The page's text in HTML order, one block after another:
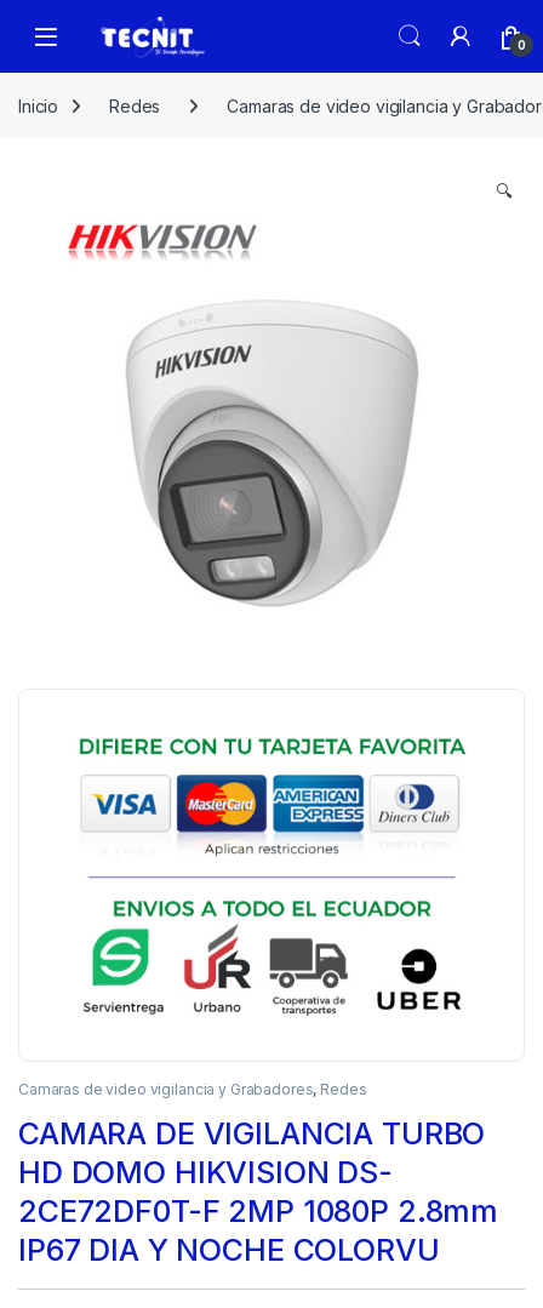
0
Inicio Redes Camaras de video vigilancia y
🔍
Camaras de video vigilancia y Grabadores, Redes
CAMARA DE VIGILANCIA TURBO
HD DOMO HIKVISION DS-
2CE72DF0T-F 2MP 1080P 2.8mm
IP67 DIA Y NOCHE COLORVU